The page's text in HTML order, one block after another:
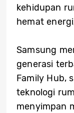
kehidupan
hemat
Samsung
generasi
Family Hub,
teknologi
menyimpan